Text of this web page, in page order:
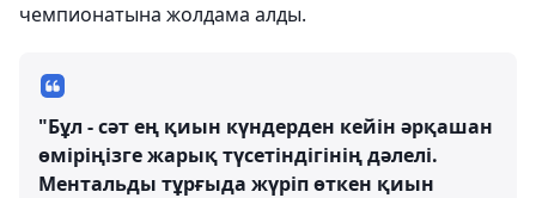
чемпионатына жолдама алды.
"Бұл - сәт ең қиын күндерден кейін әрқашан
өміріңізге жарық түсетіндігінің дәлелі.
Ментальды тұрғыда жүріп өткен қиын